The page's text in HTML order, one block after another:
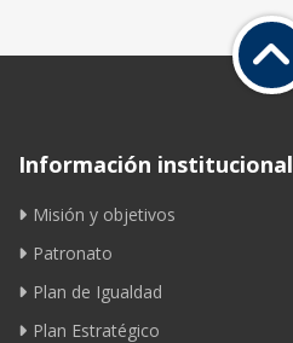
Información institucional
Misión y objetivos
Patronato
Plan de Igualdad
Plan Estratégico